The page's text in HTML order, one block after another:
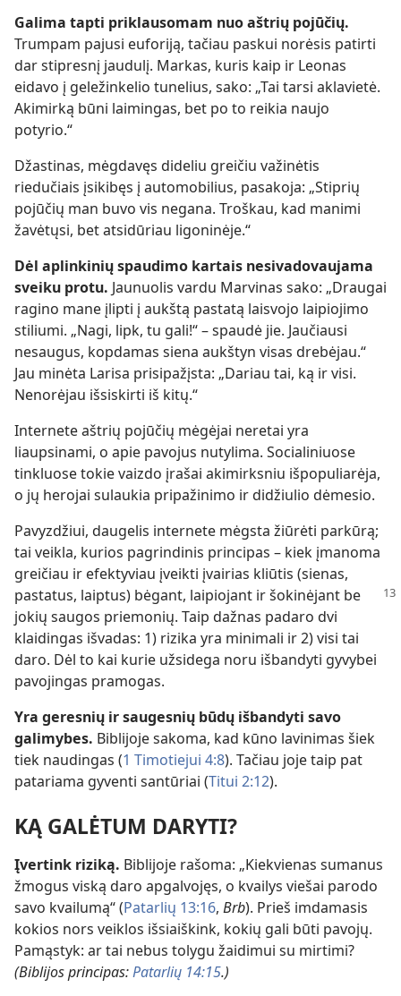
Galima tapti priklausomam nuo aštrių pojūčių.
Trumpam pajusi euforiją, tačiau paskui norėsis patirti
dar stipresnį jaudulį. Markas, kuris kaip ir Leonas
eidavo į geležinkelio tunelius, sako: „Tai tarsi aklavietė.
Akimirką būni laimingas, bet po to reikia naujo
potyrio.“
Džastinas, mėgdavęs dideliu greičiu važinėtis
riedučiais įsikibęs į automobilius, pasakoja: „Stiprių
pojūčių man buvo vis negana. Troškau, kad manimi
žavėtųsi, bet atsidūriau ligoninėje.“
Dėl aplinkinių spaudimo kartais nesivadovaujama
sveiku protu. Jaunuolis vardu Marvinas sako: „Draugai
ragino mane įlipti į aukštą pastatą laisvojo laipiojimo
stiliumi. „Nagi, lipk, tu gali!“ – spaudė jie. Jaučiausi
nesaugus, kopdamas siena aukštyn visas drebėjau.“
Jau minėta Larisa prisipažįsta: „Dariau tai, ką ir visi.
Nenorėjau išsiskirti iš kitų.“
Internete aštrių pojūčių mėgėjai neretai yra
liaupsinami, o apie pavojus nutylima. Socialiniuose
tinkluose tokie vaizdo įrašai akimirksniu išpopuliarėja,
o jų herojai sulaukia pripažinimo ir didžiulio dėmesio.
Pavyzdžiui, daugelis internete mėgsta žiūrėti parkūrą;
tai veikla, kurios pagrindinis principas – kiek įmanoma
greičiau ir efektyviau įveikti įvairias kliūtis (sienas,
pastatus, laiptus) bėgant, laipiojant ir šokinėjant be
jokių saugos priemonių. Taip dažnas padaro dvi
klaidingas išvadas: 1) rizika yra minimali ir 2) visi tai
daro. Dėl to kai kurie užsidega noru išbandyti gyvybei
pavojingas pramogas.
Yra geresnių ir saugesnių būdų išbandyti savo
galimybes. Biblijoje sakoma, kad kūno lavinimas šiek
tiek naudingas (1 Timotiejui 4:8). Tačiau joje taip pat
patariama gyventi santūriai (Titui 2:12).
KĄ GALĖTUM DARYTI?
Įvertink riziką. Biblijoje rašoma: „Kiekvienas sumanus
žmogus viską daro apgalvojęs, o kvailys viešai parodo
savo kvailumą“ (Patarlių 13:16, Brb). Prieš imdamasis
kokios nors veiklos išsiaiškink, kokių gali būti pavojų.
Pamąstyk: ar tai nebus tolygu žaidimui su mirtimi?
(Biblijos principas:Patarlių 14:15.)